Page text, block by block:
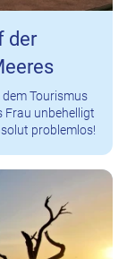
der
Tourismus
Frau unbehelligt
problemlos!